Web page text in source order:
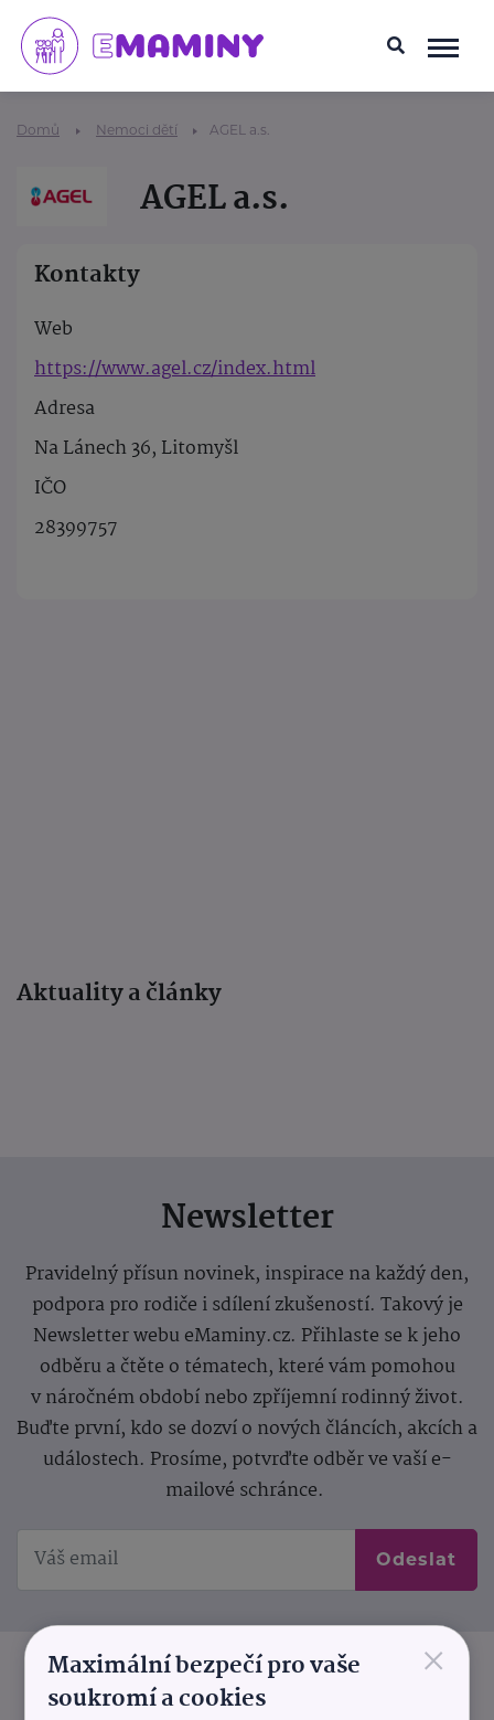
Domů Nemoci dětí AGEL a.s.
AGEL a.s.
Kontakty
Web
https://www.agel.cz/index.html
Adresa
Na Lánech 36, Litomyšl
IČO
28399757
Aktuality a články
Newsletter
Pravidelný přísun novinek, inspirace na každý den,
podpora pro rodiče i sdílení zkušeností. Takový je
Newsletter webu eMaminy.cz. Přihlaste se k jeho
odběru a čtěte o tématech, které vám pomohou
v náročném období nebo zpříjemní rodinný život.
Buďte první, kdo se dozví o nových článcích, akcích a
událostech. Prosíme, potvrďte odběr ve vaší e-
mailové schránce.
Odeslat
×
Maximální bezpečí pro vaše
soukromí a cookies